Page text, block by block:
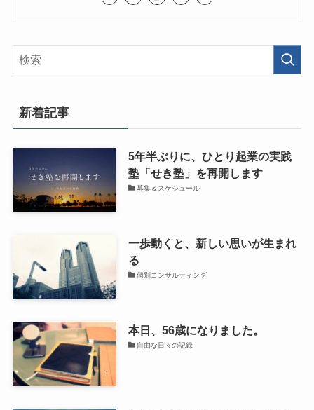
新着記事
5年半ぶりに、ひとり起業の実践
塾「せき塾」を再開します
募集＆スケジュール
一歩動くと、新しい思いが生まれ
る
個別コンサルティング
本日、56歳になりました。
自由な日々の記録